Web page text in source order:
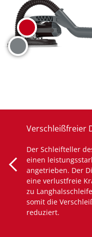
Verschleißfreier
Der Schleifteller
einen
angetrieben. Der
eine verlustfreie
zu
somit die
reduziert.